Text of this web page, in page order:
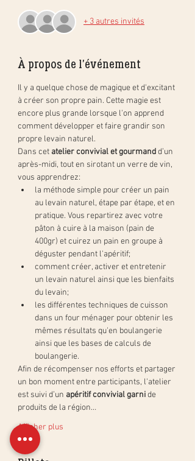
+ 3 autres invités
À propos de l'événement
Il y a quelque chose de magique et d'excitant
à créer son propre pain. Cette magie est
encore plus grande lorsque l'on apprend
comment développer et faire grandir son
propre levain naturel.
Dans cet atelier convivial et gourmand d’un
après-midi, tout en sirotant un verre de vin,
vous apprendrez:
la méthode simple pour créer un pain
au levain naturel, étape par étape, et en
pratique. Vous repartirez avec votre
pâton à cuire à la maison (pain de
400gr) et cuirez un pain en groupe à
déguster pendant l'apéritif;
comment créer, activer et entretenir
un levain naturel ainsi que les bienfaits
du levain;
les différentes techniques de cuisson
dans un four ménager pour obtenir les
mêmes résultats qu'en boulangerie
ainsi que les bases de calculs de
boulangerie.
Afin de récompenser nos efforts et partager
un bon moment entre participants, l'atelier
est suivi d’un apéritif convivial garni de
produits de la région…
Afficher plus